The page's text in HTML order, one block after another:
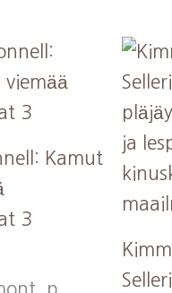
Kamut
3
p.